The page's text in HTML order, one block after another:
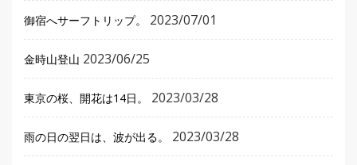
御宿へサーフトリップ。 2023/07/01
金時山登山 2023/06/25
東京の桜、開花は14日。 2023/03/28
雨の日の翌日は、波が出る。 2023/03/28